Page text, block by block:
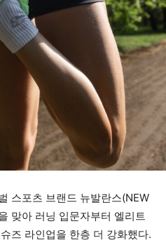
스포츠 브랜드 뉴발란스(NEW
맞아 러닝 입문자부터 엘리트
즈 라인업을 한층 더 강화했다.